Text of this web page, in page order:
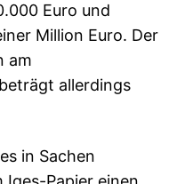
Euro und
Million Euro. Der
am
allerdings
in Sachen